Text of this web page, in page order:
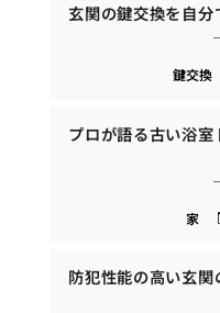
玄関の鍵交換を自
鍵交換
プロが語る古い浴
家
防犯性能の高い玄